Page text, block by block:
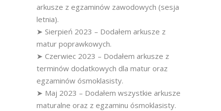
arkusze z egzaminów zawodowych (sesja
letnia).
➤ Sierpień 2023 – Dodałem arkusze z
matur poprawkowych.
➤ Czerwiec 2023 – Dodałem arkusze z
terminów dodatkowych dla matur oraz
egzaminów ósmoklasisty.
➤ Maj 2023 – Dodałem wszystkie arkusze
maturalne oraz z egzaminu ósmoklasisty.